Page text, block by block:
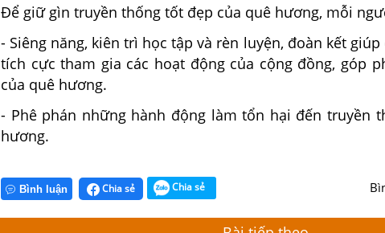
Để giữ gìn truyền thống tốt đẹp của quê hương, mỗi
- Siêng năng, kiên trì học tập và rèn luyện, đoàn kết
tích cực tham gia các hoạt động của cộng đồng, góp
của quê hương.
- Phê phán những hành động làm tổn hại đến truyền
hương.
Bình luận Chia sẻ Chia sẻ